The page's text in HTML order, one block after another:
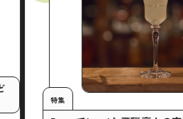
きの見ど